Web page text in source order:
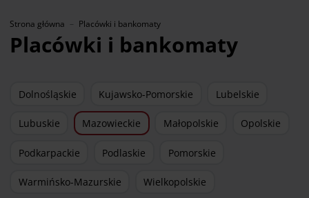
Strona główna Placówki i bankomaty
Placówki i bankomaty
Dolnośląskie Kujawsko-Pomorskie Lubelskie
Lubuskie Mazowieckie Małopolskie Opolskie
Podkarpackie Podlaskie Pomorskie
Warmińsko-Mazurskie Wielkopolskie